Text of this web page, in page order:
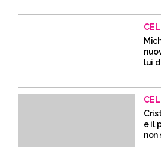
lui
e il
non